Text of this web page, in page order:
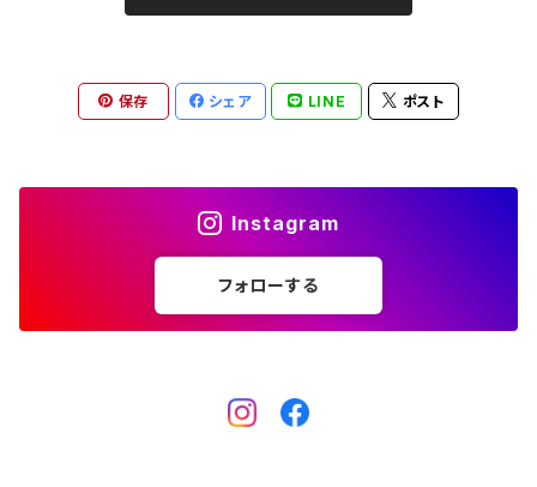
保存 シェア LINE ポスト
Instagram
フォローする